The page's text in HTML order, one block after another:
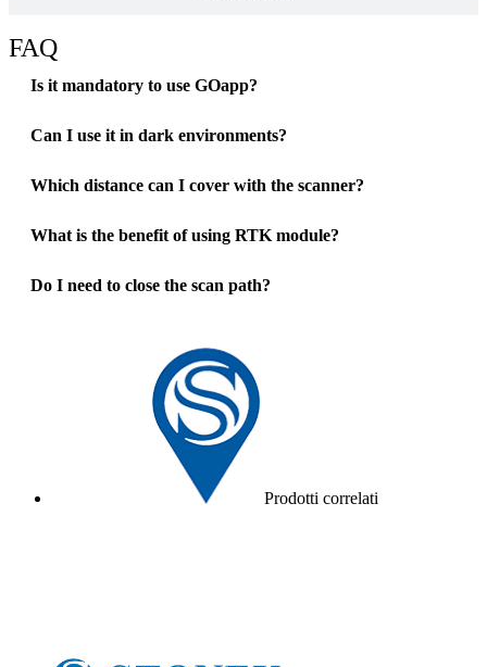
FAQ
Is it mandatory to use GOapp?
Can I use it in dark environments?
Which distance can I cover with the scanner?
What is the benefit of using RTK module?
Do I need to close the scan path?
Prodotti correlati